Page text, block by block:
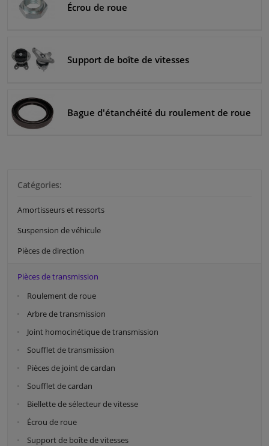
Catégories:
Amortisseurs et ressorts
Suspension de véhicule
Pièces de direction
Pièces de transmission
Roulement de roue
Arbre de transmission
Joint homocinétique de transmission
Soufflet de transmission
Pièces de joint de cardan
Soufflet de cardan
Biellette de sélecteur de vitesse
Écrou de roue
Support de boîte de vitesses
Écrou de roue
Support de boîte de vitesses
Bague d'étanchéité du roulement de roue